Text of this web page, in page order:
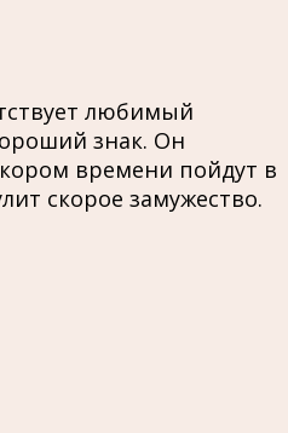
любимый
знак. Он
времени пойдут в
скорое замужество.